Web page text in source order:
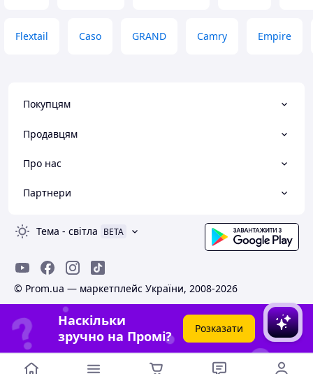
Flextail Caso GRAND Camry Empire
Покупцям
Продавцям
Про нас
Партнери
Тема - світла BETA
© Prom.ua — маркетплейс України, 2008-2026
Наскільки
зручно на Промі?
Розказати